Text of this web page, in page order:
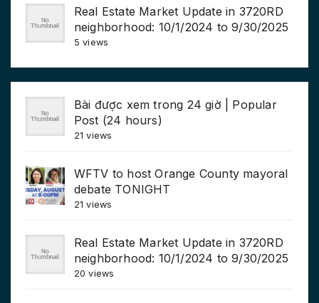
Real Estate Market Update in 3720RD
neighborhood: 10/1/2024 to 9/30/2025
5 views
Bài được xem trong 24 giờ | Popular
Post (24 hours)
21 views
WFTV to host Orange County mayoral
debate TONIGHT
21 views
Real Estate Market Update in 3720RD
neighborhood: 10/1/2024 to 9/30/2025
20 views